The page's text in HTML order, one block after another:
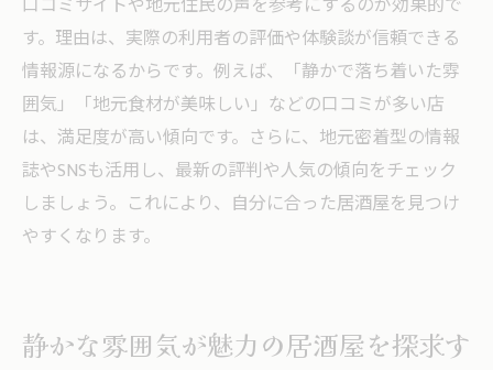
満足度を高める居酒屋選びの最終チェック
す。理由は、実際の利用者の評価や体験談が信頼できる
情報源になるからです。例えば、「静かで落ち着いた雰
囲気」「地元食材が美味しい」などの口コミが多い店
は、満足度が高い傾向です。さらに、地元密着型の情報
誌やSNSも活用し、最新の評判や人気の傾向をチェック
しましょう。これにより、自分に合った居酒屋を見つけ
やすくなります。
静かな雰囲気が魅力の居酒屋を探求す